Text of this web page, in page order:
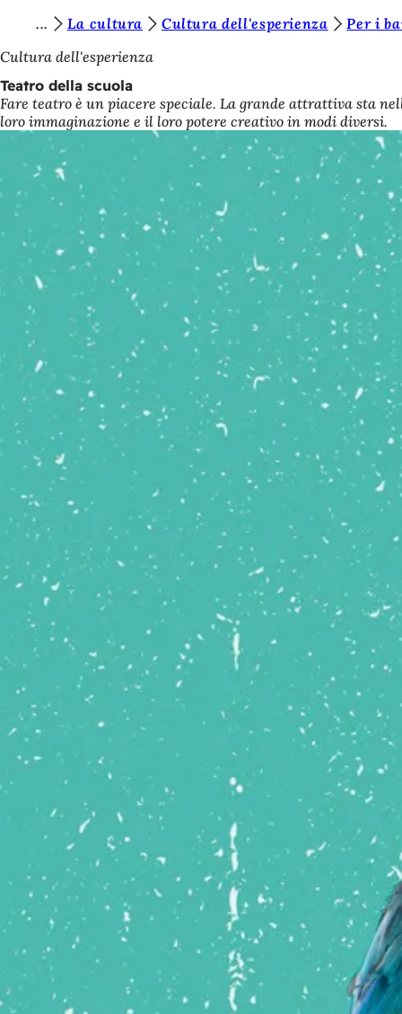
Vai al contenuto
i
e
t
e
u
La cultura Cultura dell'esperienza
Per i
Cultura dell'esperienza
Teatro della scuola
Fare teatro è un piacere speciale. La grande attrattiva sta
loro immaginazione e il loro potere creativo in modi diversi.